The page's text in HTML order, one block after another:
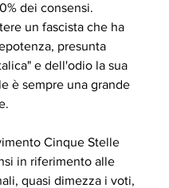
dei consensi.
un fascista che ha
presunta
e dell'odio la sua
è sempre una grande
Cinque Stelle
in riferimento alle
quasi dimezza i voti,